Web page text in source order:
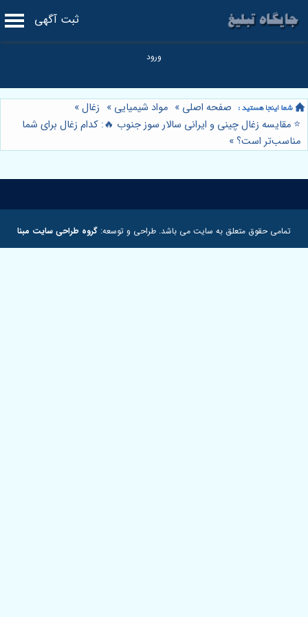
ثبت آگهی
صفحه اصلی » مواد شیمیایی » زغال»
⭐️ مقایسه زغال چینی و ایرانی سالار سوز جنوب 🔥: کدام زغال برای شما
مناسب‌تر است؟»
تمامی حقوق متعلق به سایت می باشد. طراحی و توسعه: گروه طراحی سایت مبنا